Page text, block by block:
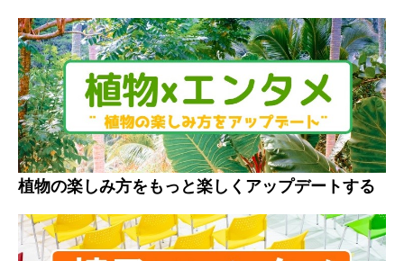
植物の楽しみ方をもっと楽しくアップデートする